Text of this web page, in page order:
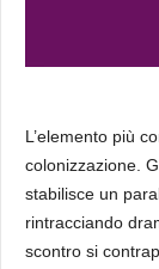
L’elemento più
colonizzazione.
stabilisce un
rintracciando
scontro si